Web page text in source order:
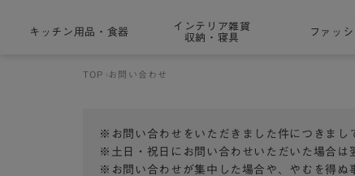
キッチン用品 ・ 食器
インテリア雑貨
収納・寝具
ファッ
TOP お問い合わせ
※お問い合わせをいただきました件につきまし
※土日・祝日にお問い合わせいただいた場合は
※お問い合わせが集中した場合や、やむを得ぬ